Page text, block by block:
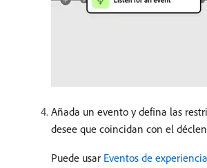
Añada un evento y defina las
desee que coincidan con el
Puede usar Eventos de experiencia